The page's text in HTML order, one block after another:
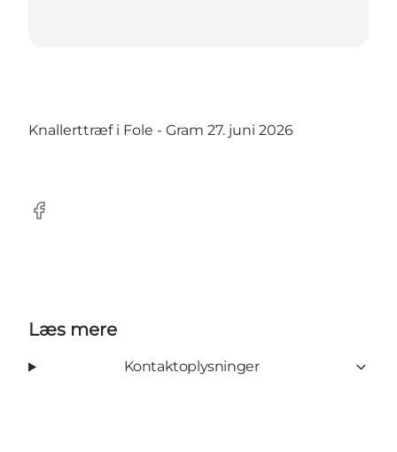
Knallerttræf i Fole - Gram 27. juni 2026
Facebook
Læs mere
Kontaktoplysninger